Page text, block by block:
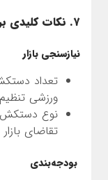
۷. نکات کلیدی برای خرید عمده
نیازسنجی بازار
تعداد
ورزشی
نوع دستکش
تقاضای
بودجه‌بندی